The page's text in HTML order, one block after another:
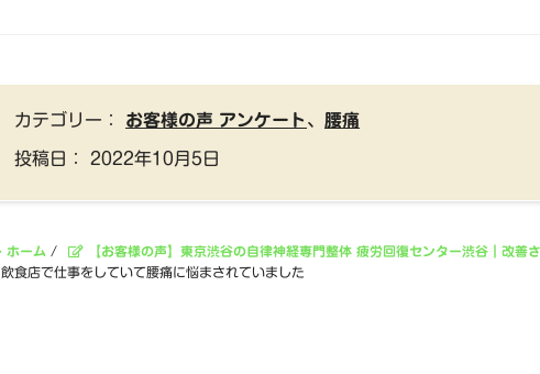
カテゴリー： お客様の声 アンケート 、 腰痛
投稿日： 2022年10月5日
ホーム / 【お客様の声】東京渋谷の自律神経専門整体 疲労回復センター渋谷｜改善
飲食店で仕事をしていて腰痛に悩まされていました